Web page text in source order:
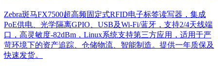
Zebra斑马FX7500超高频固定式RFID电子标签读写器，集成
PoE供电、光学隔离GPIO、USB及Wi-Fi/蓝牙，支持2/4天线端
口，高灵敏度-82dBm，Linux系统支持第三方应用，适用于严
苛环境下的资产追踪、仓储物流、智能制造。提供一年质保及
快速发货。